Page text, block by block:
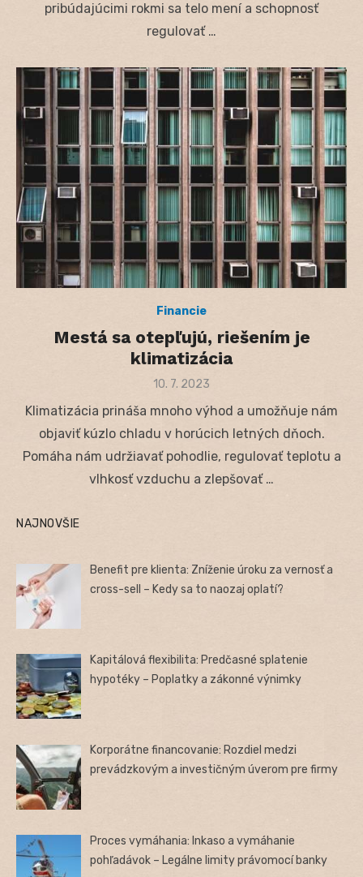
pribúdajúcimi rokmi sa telo mení a schopnosť
regulovať …
Financie
Mestá sa otepľujú, riešením je
klimatizácia
Posted
10. 7. 2023
Klimatizácia prináša mnoho výhod a umožňuje nám
objaviť kúzlo chladu v horúcich letných dňoch.
Pomáha nám udržiavať pohodlie, regulovať teplotu a
vlhkosť vzduchu a zlepšovať …
NAJNOVŠIE
Benefit pre klienta: Zníženie úroku za vernosť a
cross-sell – Kedy sa to naozaj oplatí?
Kapitálová flexibilita: Predčasné splatenie
hypotéky – Poplatky a zákonné výnimky
Korporátne financovanie: Rozdiel medzi
prevádzkovým a investičným úverom pre firmy
Proces vymáhania: Inkaso a vymáhanie
pohľadávok – Legálne limity právomocí banky